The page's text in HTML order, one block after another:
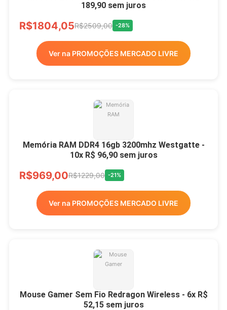
189,90 sem juros
R$1804,05R$2509,00 -28%
Ver na PROMOÇÕES MERCADO LIVRE
Memória RAM DDR4 16gb 3200mhz Westgatte -
10x R$ 96,90 sem juros
R$969,00R$1229,00 -21%
Ver na PROMOÇÕES MERCADO LIVRE
Mouse Gamer Sem Fio Redragon Wireless - 6x R$
52,15 sem juros